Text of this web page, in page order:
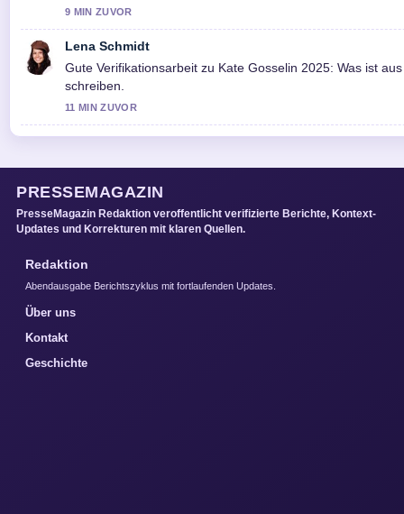
9 MIN ZUVOR
Lena Schmidt
Gute Verifikationsarbeit zu Kate Gosselin 2025: Was ist
schreiben.
11 MIN ZUVOR
PRESSEMAGAZIN
PresseMagazin Redaktion veroffentlicht verifizierte Berichte, Kontext-
Updates und Korrekturen mit klaren Quellen.
Redaktion
Abendausgabe Berichtszyklus mit fortlaufenden Updates.
Über uns
Kontakt
Geschichte